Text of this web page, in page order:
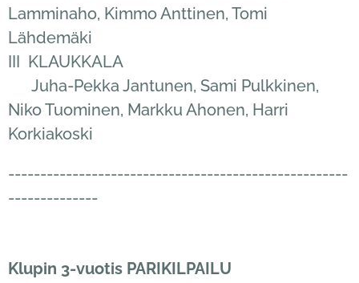
Lamminaho, Kimmo Anttinen, Tomi
Lähdemäki
III KLAUKKALA
Juha-Pekka Jantunen, Sami Pulkkinen,
Niko Tuominen, Markku Ahonen, Harri
Korkiakoski
-----------------------------------------------------
--------------
Klupin 3-vuotis PARIKILPAILU